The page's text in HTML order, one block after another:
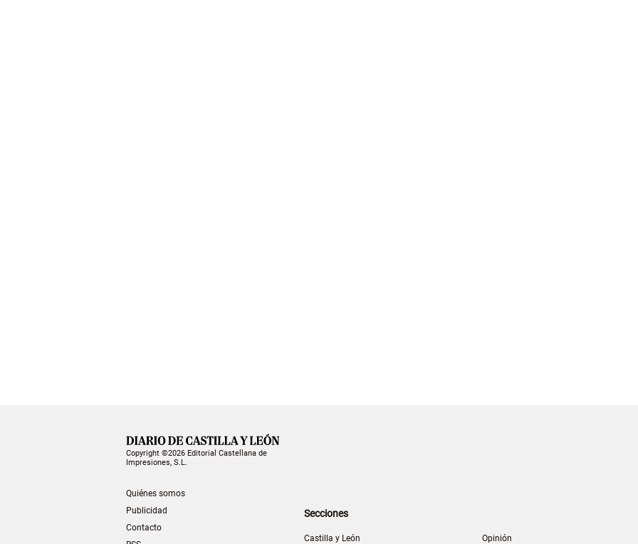
Copyright ©2026 Editorial Castellana de
Impresiones, S.L.
Quiénes somos
Publicidad
Contacto
Secciones
Castilla y León Opinión